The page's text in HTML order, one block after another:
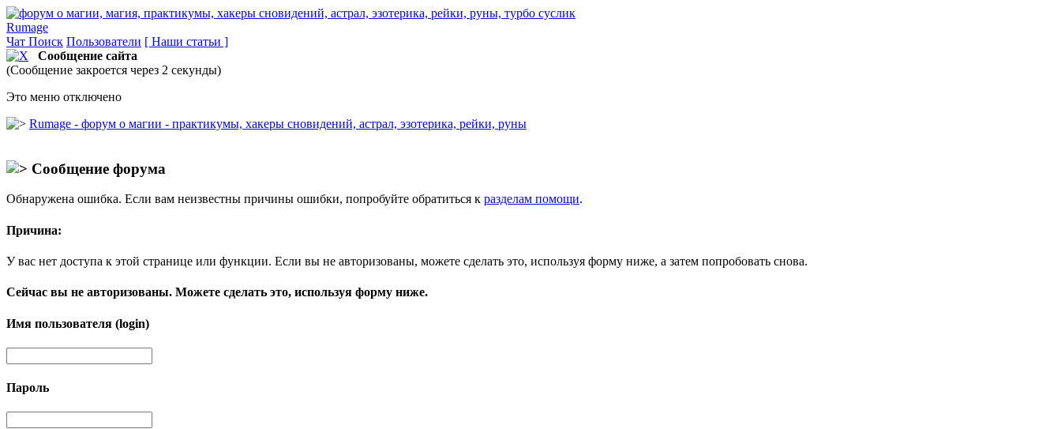
Rumage
Чат Поиск Пользователи [ Наши статьи ]
Сообщение сайта
(Сообщение закроется через 2 секунды)
Это меню отключено
Rumage - форум о магии - практикумы, хакеры сновидений, астрал, эзотерика, рейки, руны
Сообщение форума
Обнаружена ошибка. Если вам неизвестны причины ошибки, попробуйте обратиться к разделам помощи.
Причина:
У вас нет доступа к этой странице или функции. Если вы не авторизованы, можете сделать это, используя форму ниже, а затем попробовать снова.
Сейчас вы не авторизованы. Можете сделать это, используя форму ниже.
Имя пользователя (login)
Пароль